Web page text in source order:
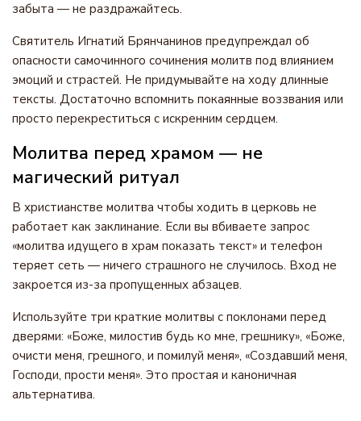
забыта — не раздражайтесь.
Святитель Игнатий Брянчанинов предупреждал об
опасности самочинного сочинения молитв под влиянием
эмоций и страстей. Не придумывайте на ходу длинные
тексты. Достаточно вспомнить покаянные воззвания или
просто перекреститься с искренним сердцем.
Молитва перед храмом — не
магический ритуал
В христианстве молитва чтобы ходить в церковь не
работает как заклинание. Если вы вбиваете запрос
«молитва идущего в храм показать текст» и телефон
теряет сеть — ничего страшного не случилось. Вход не
закроется из-за пропущенных абзацев.
Используйте три краткие молитвы с поклонами перед
дверями: «Боже, милостив будь ко мне, грешнику», «Боже,
очисти меня, грешного, и помилуй меня», «Создавший меня,
Господи, прости меня». Это простая и каноничная
альтернатива.